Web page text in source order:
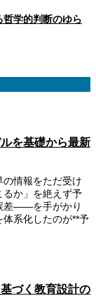
学的判断のゆら
を基礎から最新
情報をただ受け
るか」を絶えず予
差——を手がかり
系化したのが**予
づく教育設計の